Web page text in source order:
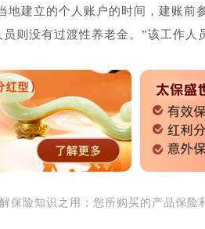
地建立的个人账户的时间，建账前
则没有过渡性养老金。”该工作人
保险知识之用；您所购买的产品保